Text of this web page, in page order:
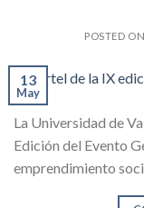
POSTED ON
13
May
La Universidad de
Edición del Evento
emprendimiento